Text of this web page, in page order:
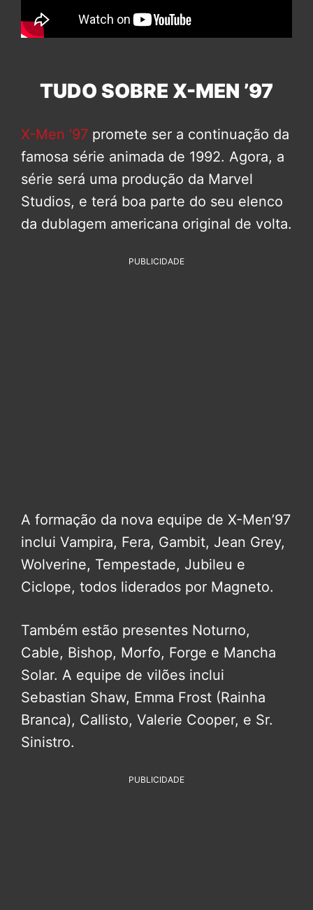
TUDO SOBRE X-MEN ’97
X-Men ’97 promete ser a continuação da
famosa série animada de 1992. Agora, a
série será uma produção da Marvel
Studios, e terá boa parte do seu elenco
da dublagem americana original de volta.
PUBLICIDADE
A formação da nova equipe de X-Men’97
inclui Vampira, Fera, Gambit, Jean Grey,
Wolverine, Tempestade, Jubileu e
Ciclope, todos liderados por Magneto.
Também estão presentes Noturno,
Cable, Bishop, Morfo, Forge e Mancha
Solar. A equipe de vilões inclui
Sebastian Shaw, Emma Frost (Rainha
Branca), Callisto, Valerie Cooper, e Sr.
Sinistro.
PUBLICIDADE